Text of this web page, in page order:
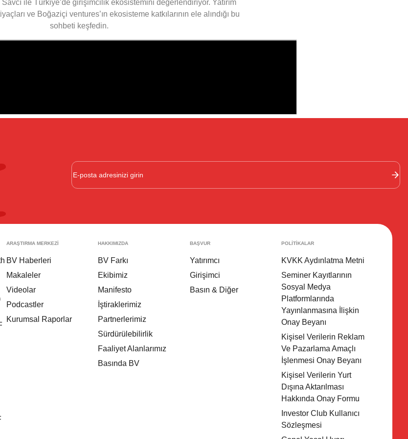
ile Türkiye’de girişimcilik ekosistemini değerlendiriyor. Yatırım
ve Boğaziçi ventures’ın ekosisteme katkılarının ele alındığı bu
sohbeti keşfedin.
ARAŞTIRMA MERKEZİ
BV Haberleri
Makaleler
Videolar
Podcastler
Kurumsal Raporlar
HAKKIMIZDA
BV Farkı
Ekibimiz
Manifesto
İştiraklerimiz
Partnerlerimiz
Sürdürülebilirlik
Faaliyet Alanlarımız
Basında BV
BAŞVUR
Yatırımcı
Girişimci
Basın & Diğer
POLİTİKALAR
KVKK Aydınlatma Metni
Seminer Kayıtlarının
Sosyal Medya
Platformlarında
Yayınlanmasına İlişkin
Onay Beyanı
Kişisel Verilerin Reklam
Ve Pazarlama Amaçlı
İşlenmesi Onay Beyanı
Kişisel Verilerin Yurt
Dışına Aktarılması
Hakkında Onay Formu
Investor Club Kullanıcı
Sözleşmesi